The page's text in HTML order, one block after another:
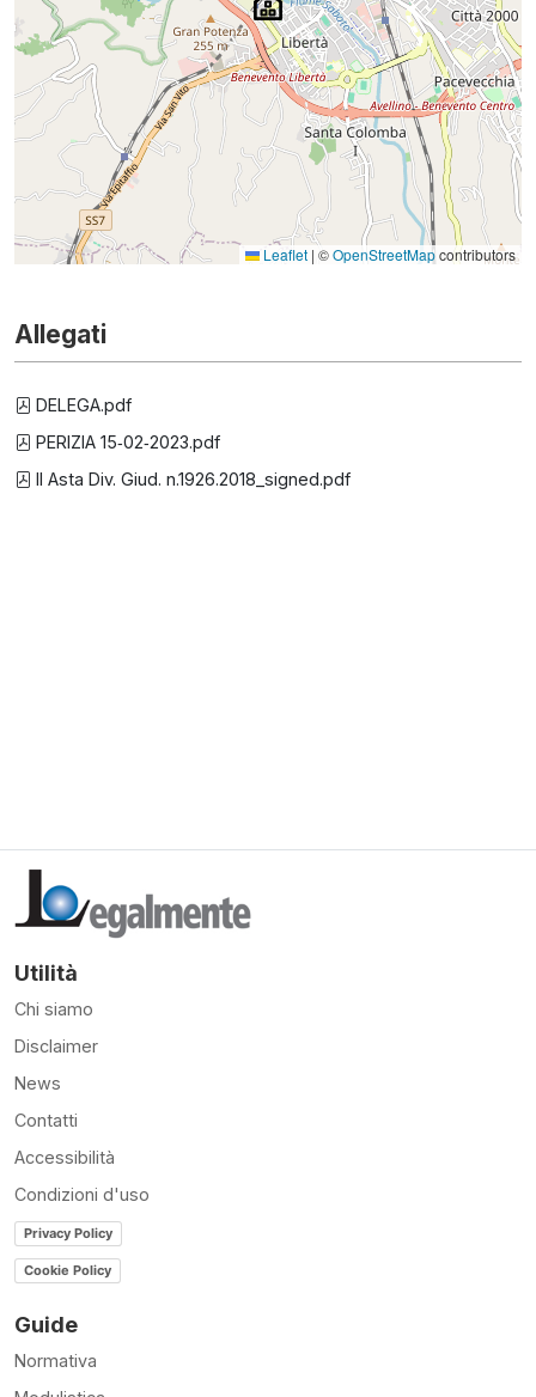
Leaflet | ©OpenStreetMapcontributors
Allegati
DELEGA.pdf
PERIZIA 15‐02‐2023.pdf
II Asta Div. Giud. n.1926.2018_signed.pdf
Utilità
Chi siamo
Disclaimer
News
Contatti
Accessibilità
Condizioni d'uso
Privacy Policy
Cookie Policy
Guide
Normativa